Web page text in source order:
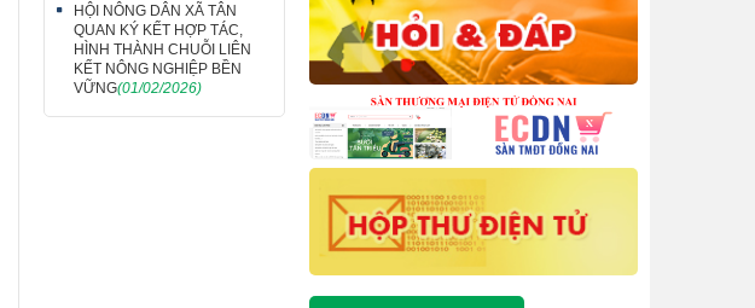
HỘI NÔNG DÂN XÃ TÂN
QUAN KÝ KẾT HỢP TÁC,
HÌNH THÀNH CHUỖI LIÊN
KẾT NÔNG NGHIỆP BỀN
VỮNG(01/02/2026)